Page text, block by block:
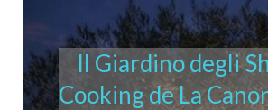
Il Giardino degli
Cooking de La